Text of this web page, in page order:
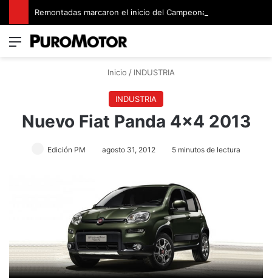
Menú
Inicio / INDUSTRIA
INDUSTRIA
Nuevo Fiat Panda 4×4 2013
Edición PM agosto 31, 2012 5 minutos de lectura